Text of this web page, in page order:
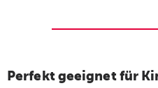
Perfekt geeignet für